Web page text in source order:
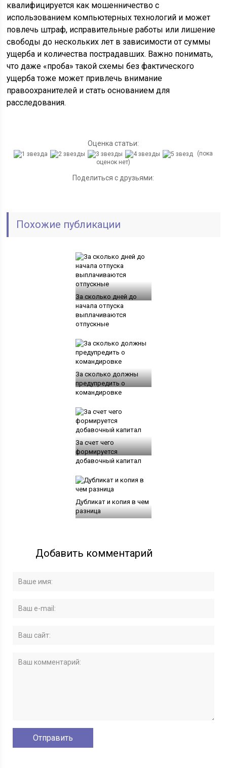
квалифицируется как мошенничество с
использованием компьютерных технологий и может
повлечь штраф, исправительные работы или лишение
свободы до нескольких лет в зависимости от суммы
ущерба и количества пострадавших. Важно понимать,
что даже «проба» такой схемы без фактического
ущерба тоже может привлечь внимание
правоохранителей и стать основанием для
расследования.
Оценка статьи:
(пока
оценок нет)
Поделиться с друзьями:
Похожие публикации
За сколько дней до
начала отпуска
выплачиваются
отпускные
За сколько должны
предупредить о
командировке
За счет чего
формируется
добавочный капитал
Дубликат и копия в чем
разница
Добавить комментарий